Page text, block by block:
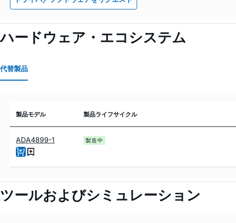
ハードウェア・エコシステム
代替製品
製品モデル 製品ライフサイクル
ADA4899-1 製造中
ツールおよびシミュレーション